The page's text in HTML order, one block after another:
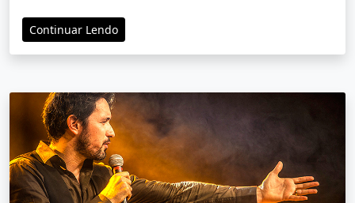
Continuar Lendo